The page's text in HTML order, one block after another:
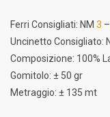
Ferri Consigliati: NM 3 –
Uncinetto Consigliato:
Composizione: 100%
Gomitolo: ± 50 gr
Metraggio: ± 135 mt